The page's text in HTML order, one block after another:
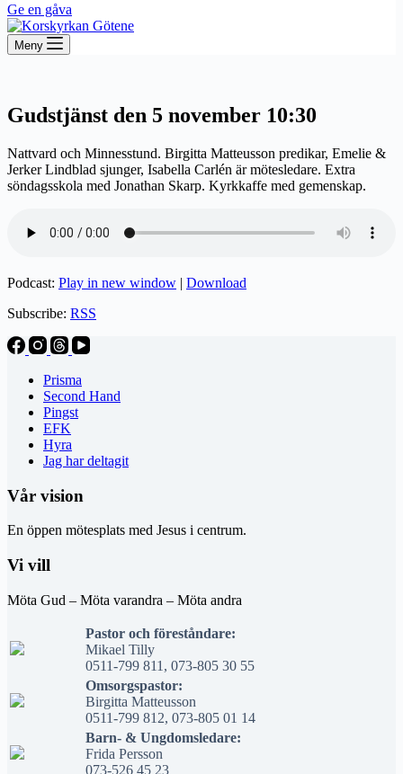
Ge en gåva
Meny
Gudstjänst den 5 november 10:30
Nattvard och Minnesstund. Birgitta Matteusson predikar, Emelie &
Jerker Lindblad sjunger, Isabella Carlén är mötesledare. Extra
söndagsskola med Jonathan Skarp. Kyrkkaffe med gemenskap.
Podcast: Play in new window | Download
Subscribe: RSS
Prisma
Second Hand
Pingst
EFK
Hyra
Jag har deltagit
Vår vision
En öppen mötesplats med Jesus i centrum.
Vi vill
Möta Gud – Möta varandra – Möta andra
Pastor och föreståndare:
Mikael Tilly
0511-799 811, 073-805 30 55
Omsorgspastor:
Birgitta Matteusson
0511-799 812, 073-805 01 14
Barn- & Ungdomsledare:
Frida Persson
073-526 45 23